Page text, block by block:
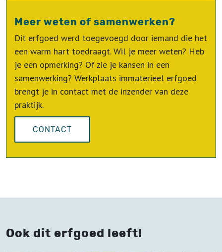
Meer weten of samenwerken?
Dit erfgoed werd toegevoegd door iemand die het
een warm hart toedraagt. Wil je meer weten? Heb
je een opmerking? Of zie je kansen in een
samenwerking? Werkplaats immaterieel erfgoed
brengt je in contact met de inzender van deze
praktijk.
CONTACT
Ook dit erfgoed leeft!